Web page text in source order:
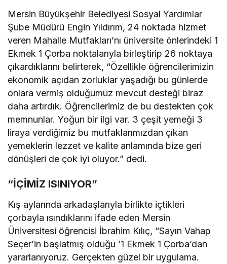
Mersin Büyükşehir Belediyesi Sosyal Yardımlar
Şube Müdürü Engin Yıldırım, 24 noktada hizmet
veren Mahalle Mutfakları’nı üniversite önlerindeki 1
Ekmek 1 Çorba noktalarıyla birleştirip 26 noktaya
çıkardıklarını belirterek, “Özellikle öğrencilerimizin
ekonomik açıdan zorluklar yaşadığı bu günlerde
onlara vermiş olduğumuz mevcut desteği biraz
daha artırdık. Öğrencilerimiz de bu destekten çok
memnunlar. Yoğun bir ilgi var. 3 çeşit yemeği 3
liraya verdiğimiz bu mutfaklarımızdan çıkan
yemeklerin lezzet ve kalite anlamında bize geri
dönüşleri de çok iyi oluyor.” dedi.
“İÇİMİZ ISINIYOR”
Kış aylarında arkadaşlarıyla birlikte içtikleri
çorbayla ısındıklarını ifade eden Mersin
Üniversitesi öğrencisi İbrahim Kılıç, “Sayın Vahap
Seçer’in başlatmış olduğu ‘1 Ekmek 1 Çorba’dan
yararlanıyoruz. Gerçekten güzel bir uygulama.